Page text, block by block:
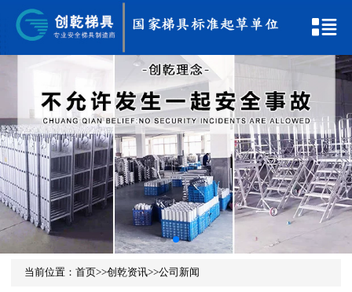
当前位置： 首页>>创乾资讯>>公司新闻